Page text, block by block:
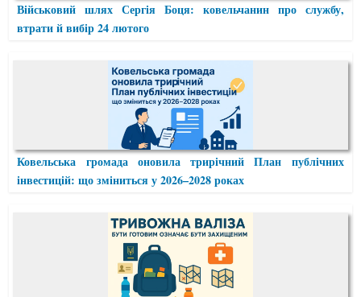
Військовий шлях Сергія Боця: ковельчанин про службу,
втрати й вибір 24 лютого
Ковельська громада оновила трирічний План публічних
інвестицій: що зміниться у 2026–2028 роках